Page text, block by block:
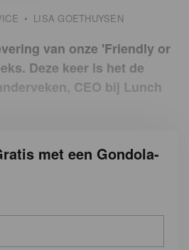
• LISA GOETHUYSEN
van onze 'Friendly or
Deze keer is het de
CEO bij Lunch
met een Gondola-